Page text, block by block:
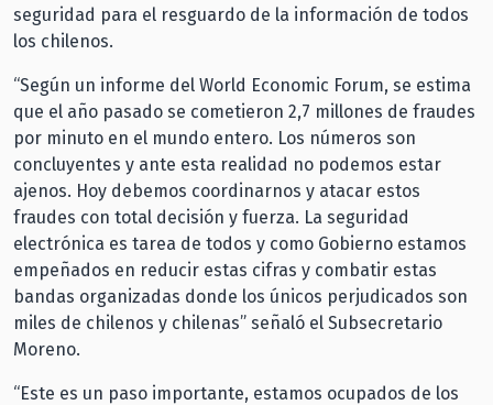
seguridad para el resguardo de la información de todos
los chilenos.
“Según un informe del World Economic Forum, se estima
que el año pasado se cometieron 2,7 millones de fraudes
por minuto en el mundo entero. Los números son
concluyentes y ante esta realidad no podemos estar
ajenos. Hoy debemos coordinarnos y atacar estos
fraudes con total decisión y fuerza. La seguridad
electrónica es tarea de todos y como Gobierno estamos
empeñados en reducir estas cifras y combatir estas
bandas organizadas donde los únicos perjudicados son
miles de chilenos y chilenas” señaló el Subsecretario
Moreno.
“Este es un paso importante, estamos ocupados de los